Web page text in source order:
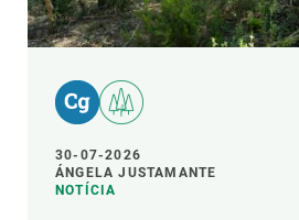
30-07-2026
ÁNGELA JUSTAMANTE
NOTÍCIA